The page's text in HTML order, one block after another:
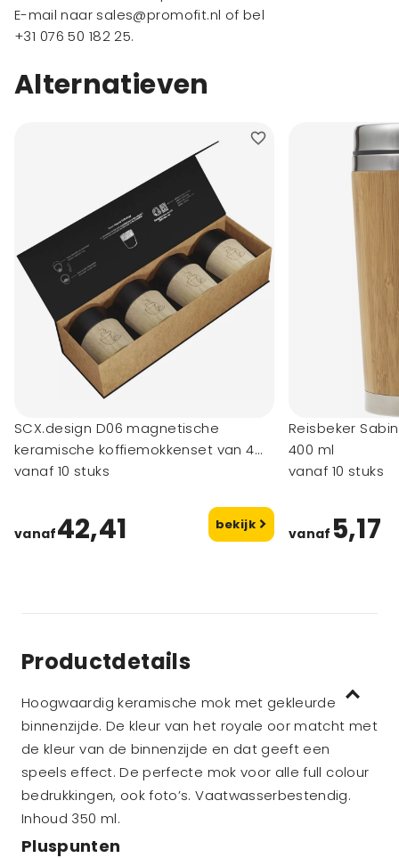
E-mail naar sales@promofit.nl of bel
+31 076 50 182 25.
Alternatieven
SCX.design D06 magnetische
keramische koffiemokkenset van 4
stuks
vanaf 10 stuks
vanaf42,41 bekijk
Reisbeker
400 ml
vanaf 10 stuks
vanaf 5,17
Productdetails
Hoogwaardig keramische mok met gekleurde
binnenzijde. De kleur van het royale oor matcht met
de kleur van de binnenzijde en dat geeft een
speels effect. De perfecte mok voor alle full colour
bedrukkingen, ook foto’s. Vaatwasserbestendig.
Inhoud 350 ml.
Pluspunten